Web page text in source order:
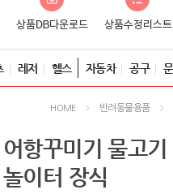
레저 헬스 자동차 공구
HOME 반려동물용품
어항꾸미기 물고기
놀이터 장식